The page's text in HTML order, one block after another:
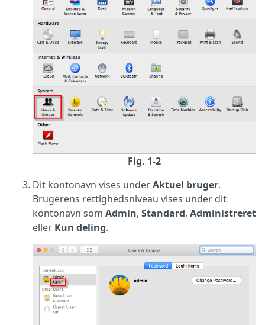
Fig. 1-2
Dit kontonavn vises underAktuel bruger.
Brugerens rettighedsniveau vises under dit
kontonavn som Admin, Standard, Administreret
eller Kun deling.